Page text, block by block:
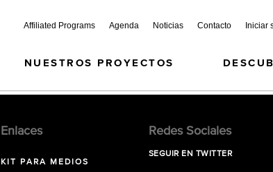
Affiliated Programs Agenda Noticias Contacto Iniciar
NUESTROS PROYECTOS
Enlaces
KIT PARA MEDIOS
Redes Sociales
SEGUIR EN TWITTER